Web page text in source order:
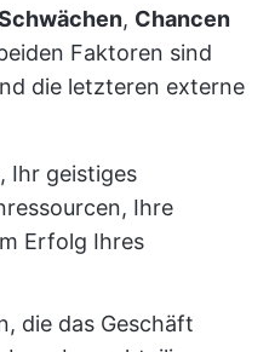
, Chancen
Faktoren sind
die letzteren externe
Ihr geistiges
Ihre
Erfolg Ihres
die das Geschäft